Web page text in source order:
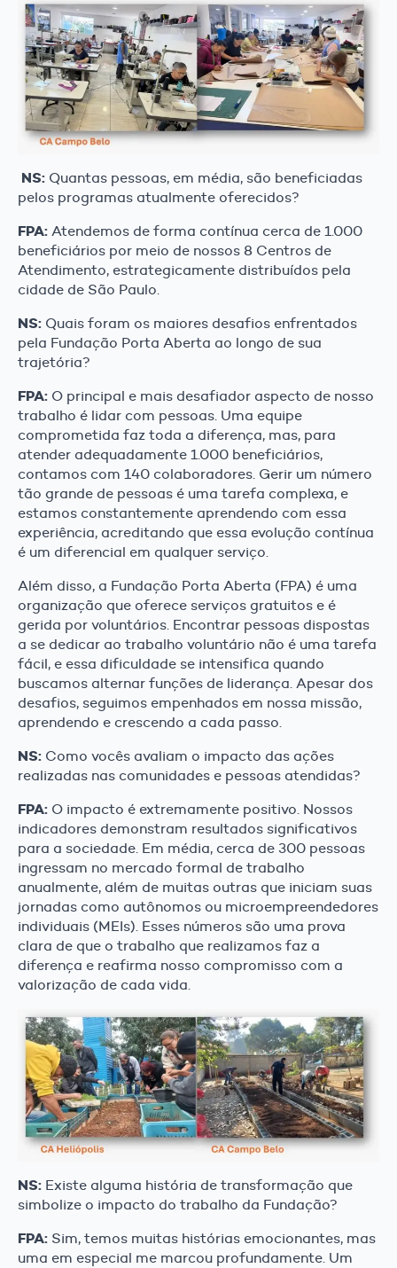
NS: Quantas pessoas, em média, são beneficiadas
pelos programas atualmente oferecidos?
FPA: Atendemos de forma contínua cerca de 1.000
beneficiários por meio de nossos 8 Centros de
Atendimento, estrategicamente distribuídos pela
cidade de São Paulo.
NS: Quais foram os maiores desafios enfrentados
pela Fundação Porta Aberta ao longo de sua
trajetória?
FPA: O principal e mais desafiador aspecto de nosso
trabalho é lidar com pessoas. Uma equipe
comprometida faz toda a diferença, mas, para
atender adequadamente 1.000 beneficiários,
contamos com 140 colaboradores. Gerir um número
tão grande de pessoas é uma tarefa complexa, e
estamos constantemente aprendendo com essa
experiência, acreditando que essa evolução contínua
é um diferencial em qualquer serviço.
Além disso, a Fundação Porta Aberta (FPA) é uma
organização que oferece serviços gratuitos e é
gerida por voluntários. Encontrar pessoas dispostas
a se dedicar ao trabalho voluntário não é uma tarefa
fácil, e essa dificuldade se intensifica quando
buscamos alternar funções de liderança. Apesar dos
desafios, seguimos empenhados em nossa missão,
aprendendo e crescendo a cada passo.
NS: Como vocês avaliam o impacto das ações
realizadas nas comunidades e pessoas atendidas?
FPA: O impacto é extremamente positivo. Nossos
indicadores demonstram resultados significativos
para a sociedade. Em média, cerca de 300 pessoas
ingressam no mercado formal de trabalho
anualmente, além de muitas outras que iniciam suas
jornadas como autônomos ou microempreendedores
individuais (MEIs). Esses números são uma prova
clara de que o trabalho que realizamos faz a
diferença e reafirma nosso compromisso com a
valorização de cada vida.
NS: Existe alguma história de transformação que
simbolize o impacto do trabalho da Fundação?
FPA: Sim, temos muitas histórias emocionantes, mas
uma em especial me marcou profundamente. Um